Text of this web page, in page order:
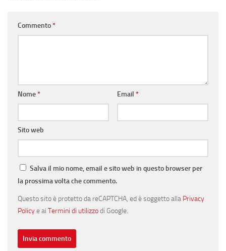
Commento*
Nome* Email *
Sito web
Salva il mio nome, email e sito web in questo browser per
la prossima volta che commento.
Questo sito è protetto da reCAPTCHA, ed è soggetto alla Privacy
Policye ai Termini di utilizzodi Google.